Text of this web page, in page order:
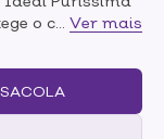
o couroVer mais